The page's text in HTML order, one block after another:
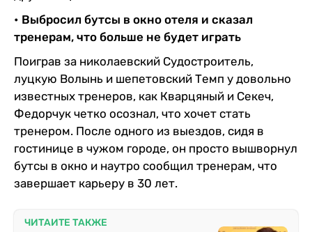
• Выбросил бутсы в окно отеля и сказал
тренерам, что больше не будет играть
Поиграв за николаевский Судостроитель,
луцкую Волынь и шепетовский Темп у довольно
известных тренеров, как Кварцяный и Секеч,
Федорчук четко осознал, что хочет стать
тренером. После одного из выездов, сидя в
гостинице в чужом городе, он просто вышворнул
бутсы в окно и наутро сообщил тренерам, что
завершает карьеру в 30 лет.
ЧИТАЙТЕ ТАКЖЕ